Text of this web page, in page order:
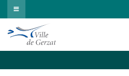
Passer
au
contenu